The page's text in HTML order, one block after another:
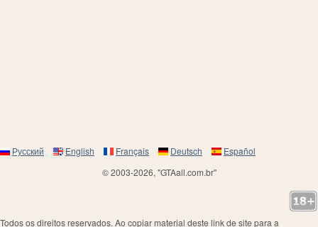
Русский English Français Deutsch
Español
© 2003-2026, "GTAall.com.br"
Todos os direitos reservados. Ao copiar material deste link de site para a